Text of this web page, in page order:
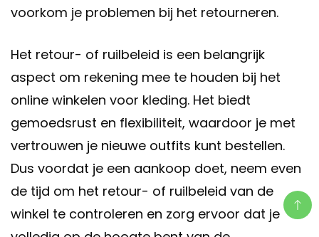
voorkom je problemen bij het retourneren.
Het retour- of ruilbeleid is een belangrijk
aspect om rekening mee te houden bij het
online winkelen voor kleding. Het biedt
gemoedsrust en flexibiliteit, waardoor je met
vertrouwen je nieuwe outfits kunt bestellen.
Dus voordat je een aankoop doet, neem even
de tijd om het retour- of ruilbeleid van de
winkel te controleren en zorg ervoor dat je